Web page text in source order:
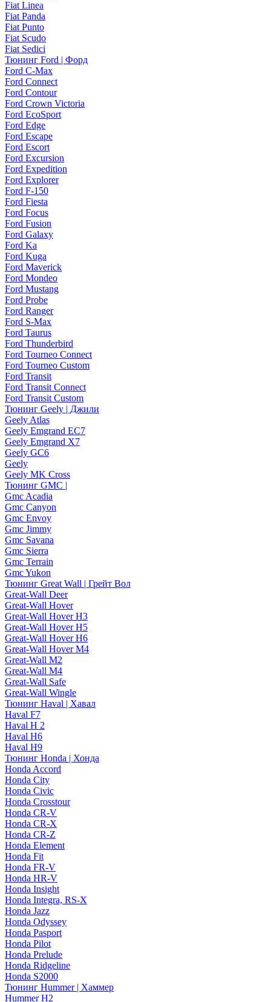
Fiat Linea
Fiat Panda
Fiat Punto
Fiat Scudo
Fiat Sedici
Тюнинг Ford | Форд
Ford C-Max
Ford Connect
Ford Contour
Ford Crown Victoria
Ford EcoSport
Ford Edge
Ford Escape
Ford Escort
Ford Excursion
Ford Expedition
Ford Explorer
Ford F-150
Ford Fiesta
Ford Focus
Ford Fusion
Ford Galaxy
Ford Ka
Ford Kuga
Ford Maverick
Ford Mondeo
Ford Mustang
Ford Probe
Ford Ranger
Ford S-Max
Ford Taurus
Ford Thunderbird
Ford Tourneo Connect
Ford Tourneo Custom
Ford Transit
Ford Transit Connect
Ford Transit Custom
Тюнинг Geely | Джили
Geely Atlas
Geely Emgrand EC7
Geely Emgrand X7
Geely GC6
Geely
Geely MK Cross
Тюнинг GMC |
Gmc Acadia
Gmc Canyon
Gmc Envoy
Gmc Jimmy
Gmc Savana
Gmc Sierra
Gmc Terrain
Gmc Yukon
Тюнинг Great Wall | Грейт Вол
Great-Wall Deer
Great-Wall Hover
Great-Wall Hover H3
Great-Wall Hover H5
Great-Wall Hover H6
Great-Wall Hover M4
Great-Wall M2
Great-Wall M4
Great-Wall Safe
Great-Wall Wingle
Тюнинг Haval | Хавал
Haval F7
Haval H 2
Haval H6
Haval H9
Тюнинг Honda | Хонда
Honda Accord
Honda City
Honda Civic
Honda Crosstour
Honda CR-V
Honda CR-X
Honda CR-Z
Honda Element
Honda Fit
Honda FR-V
Honda HR-V
Honda Insight
Honda Integra, RS-X
Honda Jazz
Honda Odyssey
Honda Pasport
Honda Pilot
Honda Prelude
Honda Ridgeline
Honda S2000
Тюнинг Hummer | Хаммер
Hummer H2